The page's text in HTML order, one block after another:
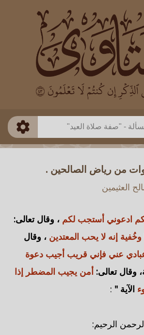
بن العثيمين
طريقة البحث
ذكي
من رياض الصالحين .
العثيمين
ادعوني أستجب لكم ، وقال تعالى:
إنه لا يحب المعتدين ، وقال
عني فإني قريب أجيب دعوة
وقال تعالى: أمن يجيب المضطر إذا
الآية " :
الرحيم: